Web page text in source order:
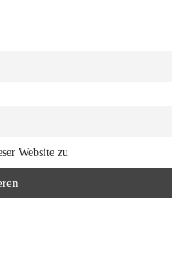
Website zu